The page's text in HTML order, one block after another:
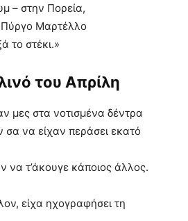
– στην Πορεία,
Μαρτέλλο
το στέκι.»
του Απρίλη
μες στα νοτισμένα δέντρα
σα να είχαν περάσει εκατό
να τ’άκουγε κάποιος άλλος.
είχα ηχογραφήσει τη